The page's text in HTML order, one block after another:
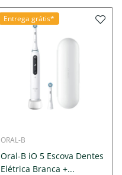
Entrega grátis*
ORAL-B
Oral-B iO 5 Escova Dentes
Elétrica Branca +...